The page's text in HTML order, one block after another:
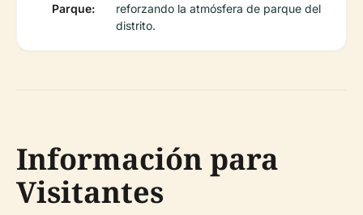
Parque:
reforzando la atmósfera de parque del
distrito.
Información para
Visitantes